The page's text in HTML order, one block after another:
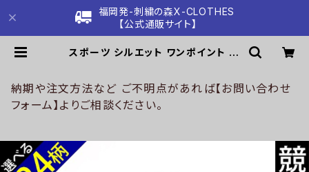
福岡発-刺繍の森X-CLOTHES
【公式通販サイト】
スポーツ シルエット ワンポイント 刺
ッズ 自社ブランド 卒業 記念品 部活
卒団 サッカー バスケ テニス 誕生日
クリスマス ori-a-cap48-b08-s |
納期や注文方法など ご不明点があれば【お問い合わせ
フォーム】よりご相談ください。